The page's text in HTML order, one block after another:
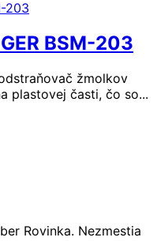
BSM-203
žmolkov
plastovej časti, čo so...
Rovinka. Nezmestia